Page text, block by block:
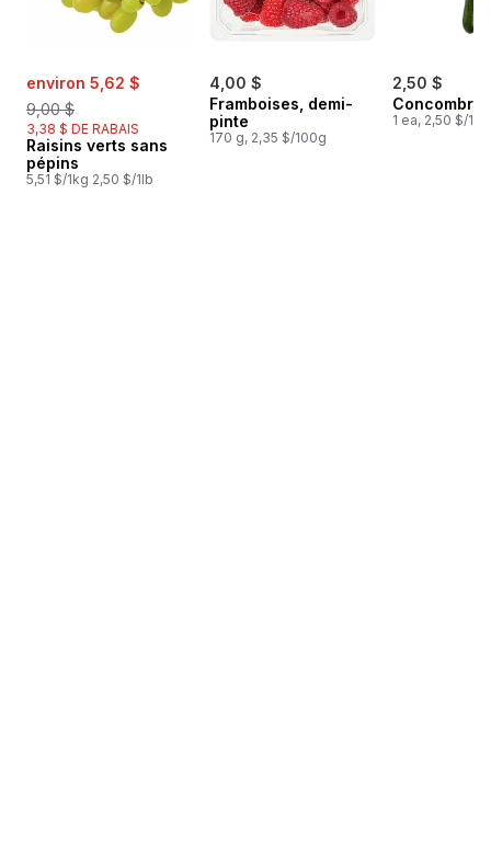
sale:
environ 5,62 $
, formerly:
9,00 $
3,38 $ DE RABAIS
Raisins verts sans
pépins
5,51 $/1kg 2,50 $/1lb
4,00 $
Framboises, demi-
pinte
170 g, 2,35 $/100g
2,50 $
1 ea, 2,50 $/1ch